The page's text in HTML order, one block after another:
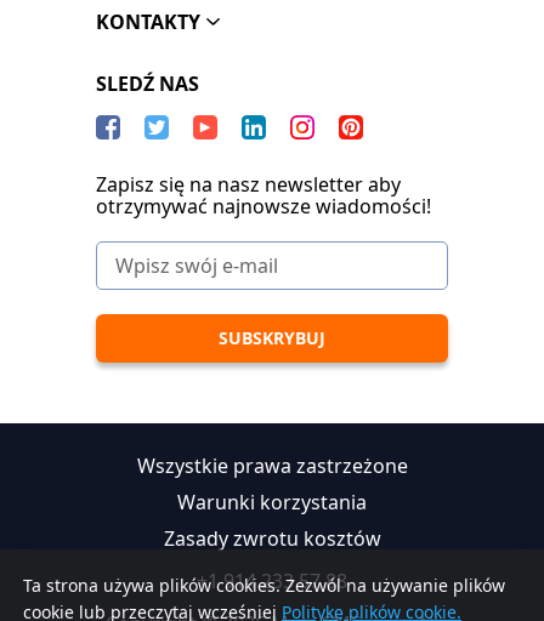
Ta strona używa plików cookies. Zezwól na używanie plików
cookie lub przeczytaj wcześniej Politykę plików cookie.
KONTAKTY
SLEDŹ NAS
Zapisz się na nasz newsletter aby
otrzymywać najnowsze wiadomości!
Wszystkie prawa zastrzeżone
Warunki korzystania
Zasady zwrotu kosztów
+1 914 233 57 88